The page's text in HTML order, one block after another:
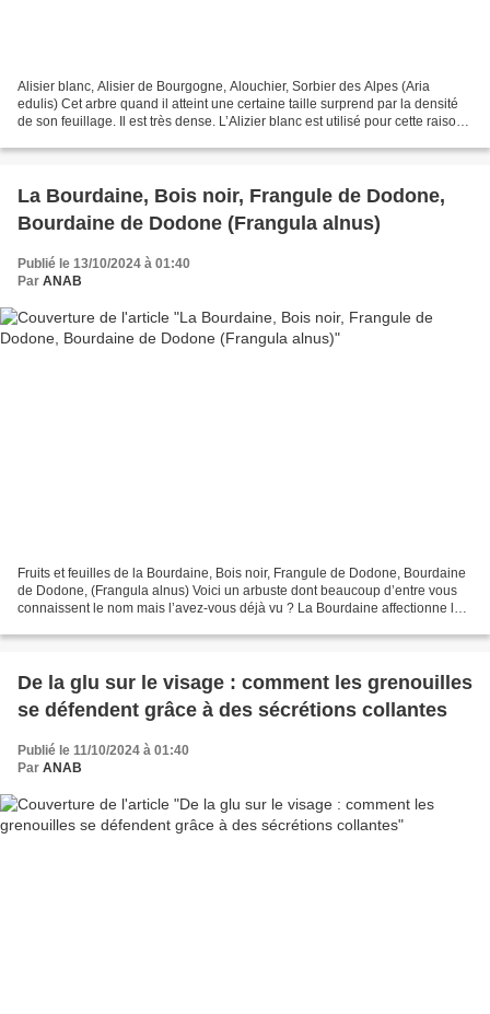
Alisier blanc, Alisier de Bourgogne, Alouchier, Sorbier des Alpes (Aria
edulis) Cet arbre quand il atteint une certaine taille surprend par la densité
de son feuillage. Il est très dense. L’Alizier blanc est utilisé pour cette raison
La Bourdaine, Bois noir, Frangule de Dodone,
Bourdaine de Dodone (Frangula alnus)
Publié le 13/10/2024 à 01:40
Par ANAB
Fruits et feuilles de la Bourdaine, Bois noir, Frangule de Dodone, Bourdaine
de Dodone, (Frangula alnus) Voici un arbuste dont beaucoup d’entre vous
connaissent le nom mais l’avez-vous déjà vu ? La Bourdaine affectionne les
De la glu sur le visage : comment les grenouilles
se défendent grâce à des sécrétions collantes
Publié le 11/10/2024 à 01:40
Par ANAB